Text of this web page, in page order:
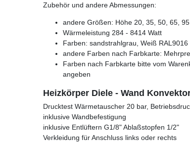
Zubehör und andere Abmessungen:
andere Größen: Höhe 20, 35, 50, 65,
Wärmeleistung 284 - 8414 Watt
Farben: sandstrahlgrau, Weiß RAL9016
andere Farben nach Farbkarte:
Farben nach Farbkarte bitte vom
angeben
Heizkörper Diele - Wand
Drucktest Wärmetauscher 20 bar,
inklusive Wandbefestigung
inklusive Entlüftern G1/8" Ablaßstopfen 1/2"
Verkleidung für Anschluss links oder rechts